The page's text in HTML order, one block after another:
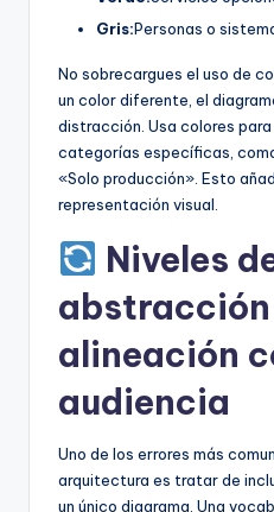
Gris:Personas o
No sobrecargues el uso de
un color diferente, el
distracción. Usa colores
categorías específicas,
«Solo producción». Esto
representación visual.
Niveles
alineación
audiencia
Uno de los errores más
arquitectura es tratar de
un único diagrama. Una